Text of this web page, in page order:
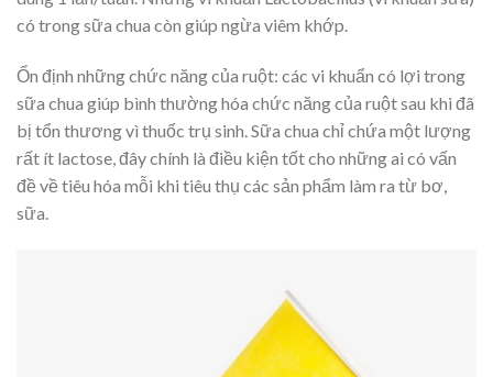
có trong sữa chua còn giúp ngừa viêm khớp.
Ổn định những chức năng của ruột: các vi khuẩn có lợi trong
sữa chua giúp bình thường hóa chức năng của ruột sau khi đã
bị tổn thương vì thuốc trụ sinh. Sữa chua chỉ chứa một lượng
rất ít lactose, đây chính là điều kiện tốt cho những ai có vấn
đề về tiêu hóa mỗi khi tiêu thụ các sản phẩm làm ra từ bơ,
sữa.